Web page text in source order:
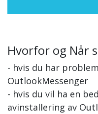
Hvorfor og Når
- hvis du har
OutlookMessenger
- hvis du vil ha en
avinstallering av